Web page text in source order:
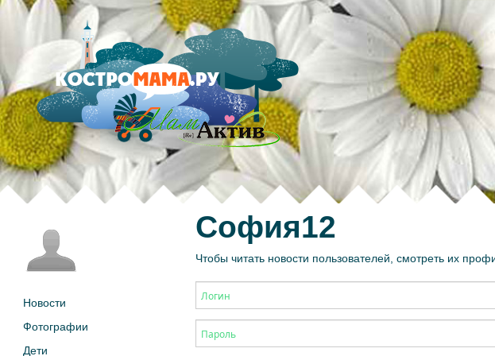
Новости
Фотографии
Дети
София12
Чтобы читать новости пользователей, смотреть их